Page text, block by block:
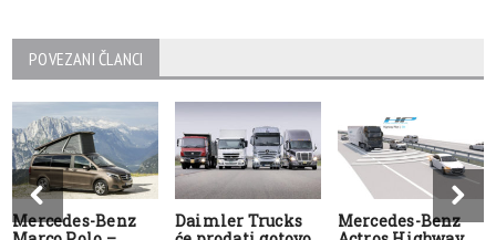
POVEZANI ČLANCI
Mercedes-Benz
Daimler Trucks
Mercedes-Benz